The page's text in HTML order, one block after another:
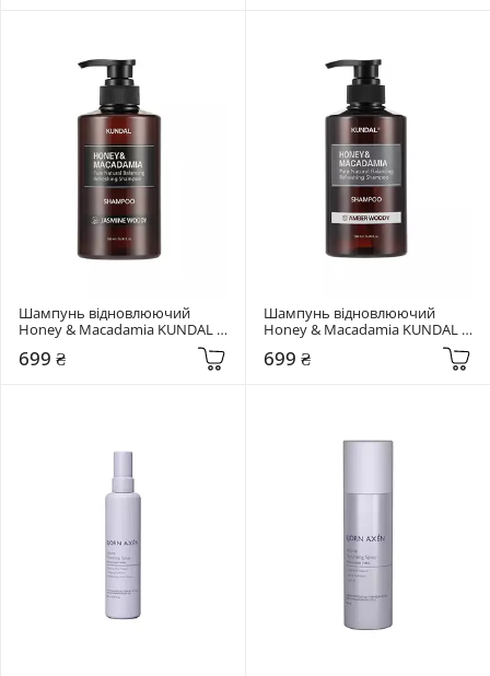
Шампунь відновлюючий
Honey & Macadamia KUNDAL
Aroma Edition Jasmine Woody
500 мл
699 ₴
Шампунь відновлюючий
Honey & Macadamia KUNDAL
699 ₴